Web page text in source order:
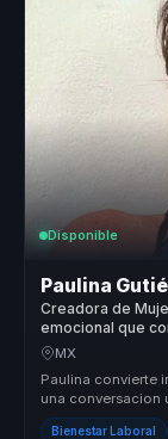
Disponible
Paulina
Creadora de
emocional que
productividad
MX
Paulina convierte
una conversacion
productividad...
Bienestar Laboral